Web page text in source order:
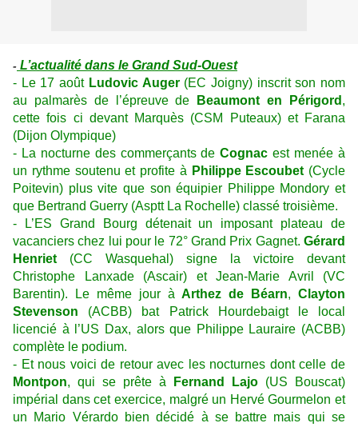
- L’actualité dans le Grand Sud-Ouest
- Le 17 août Ludovic Auger(EC Joigny) inscrit son nom
au palmarès de l’épreuve de
Beaumont en Périgord ,
cette fois ci devant Marquès (CSM Puteaux) et Farana
(Dijon Olympique)
- La nocturne des commerçants deCognacest menée à
un rythme soutenu et profite à Philippe Escoubet (Cycle
Poitevin) plus vite que son équipier Philippe Mondory et
que Bertrand Guerry (Asptt La Rochelle) classé troisième.
- L’ES Grand Bourg détenait un imposant plateau de
vacanciers chez lui pour le 72° Grand Prix Gagnet. Gérard
Henriet (CC Wasquehal) signe la victoire devant
Christophe Lanxade (Ascair) et Jean-Marie Avril (VC
Barentin). Le même jour àArthez de Béarn, Clayton
Stevenson (ACBB) bat Patrick Hourdebaigt le local
licencié à l’US Dax, alors que Philippe Lauraire (ACBB)
complète le podium.
- Et nous voici de retour avec les nocturnes dont celle de
Montpon, qui se prête à Fernand Lajo (US Bouscat)
impérial dans cet exercice, malgré un Hervé Gourmelon et
un Mario Vérardo bien décidé à se battre mais qui se